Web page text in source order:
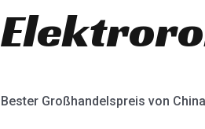
Bester Großhandelspreis von